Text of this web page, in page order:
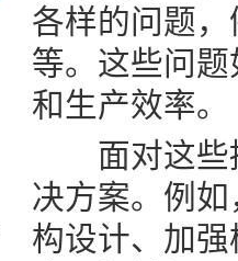
各样的问题
等。这些问
和生产效率。
面对这些挑
决方案。例
构设计、加